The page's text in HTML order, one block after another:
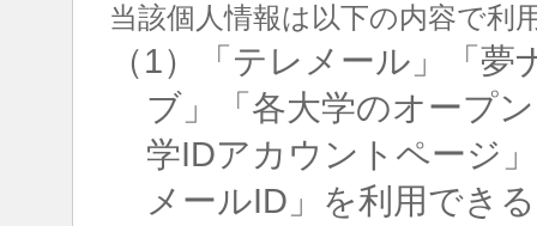
当該個人情報は以下の内容で利
（1）「テレメール」「
ブ」「各大学のオープ
学IDアカウントページ
メールID」を利用でき